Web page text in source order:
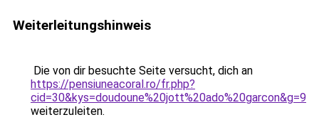
Weiterleitungshinweis
Die von dir besuchte Seite versucht, dich an
https://pensiuneacoral.ro/fr.php?
cid=30&kys=doudoune%20jott%20ado%20garcon&g=9
weiterzuleiten.